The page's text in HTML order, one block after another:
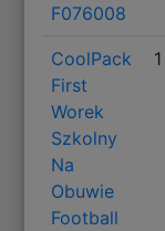
F076008
CoolPack
First
Worek
Szkolny
Na
Obuwie
Football
1